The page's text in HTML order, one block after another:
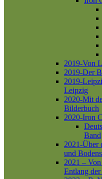
2019-Von
2019-Der
2019-
Leipzig
2020-Mit
Bilderbuch
2020-Iron
Band
2021-Über
und
2021 –
Entlang